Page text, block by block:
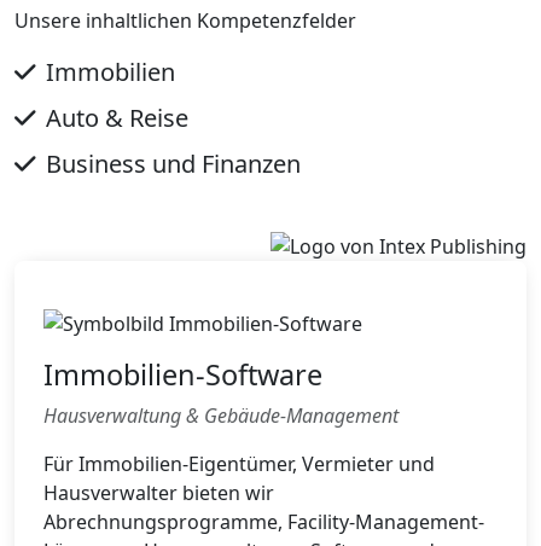
Unsere inhaltlichen Kompetenzfelder
Immobilien
Auto & Reise
Business und Finanzen
Immobilien-Software
Hausverwaltung & Gebäude-Management
Für Immobilien-Eigentümer, Vermieter und
Hausverwalter bieten wir
Abrechnungsprogramme, Facility-Management-